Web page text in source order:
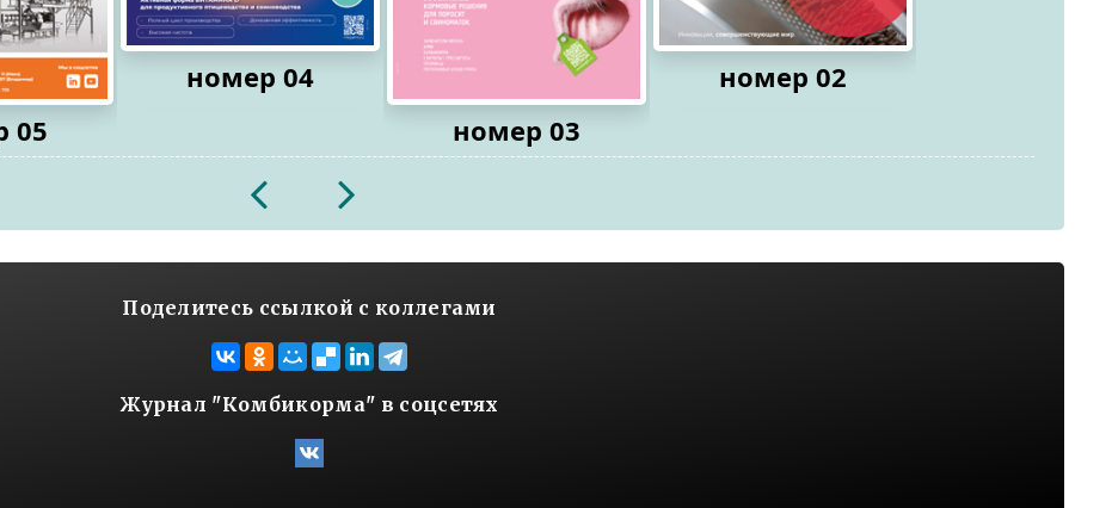
05
номер 04
номер 03
номер 02
Поделитесь ссылкой с коллегами
Журнал "Комбикорма" в соцсетях